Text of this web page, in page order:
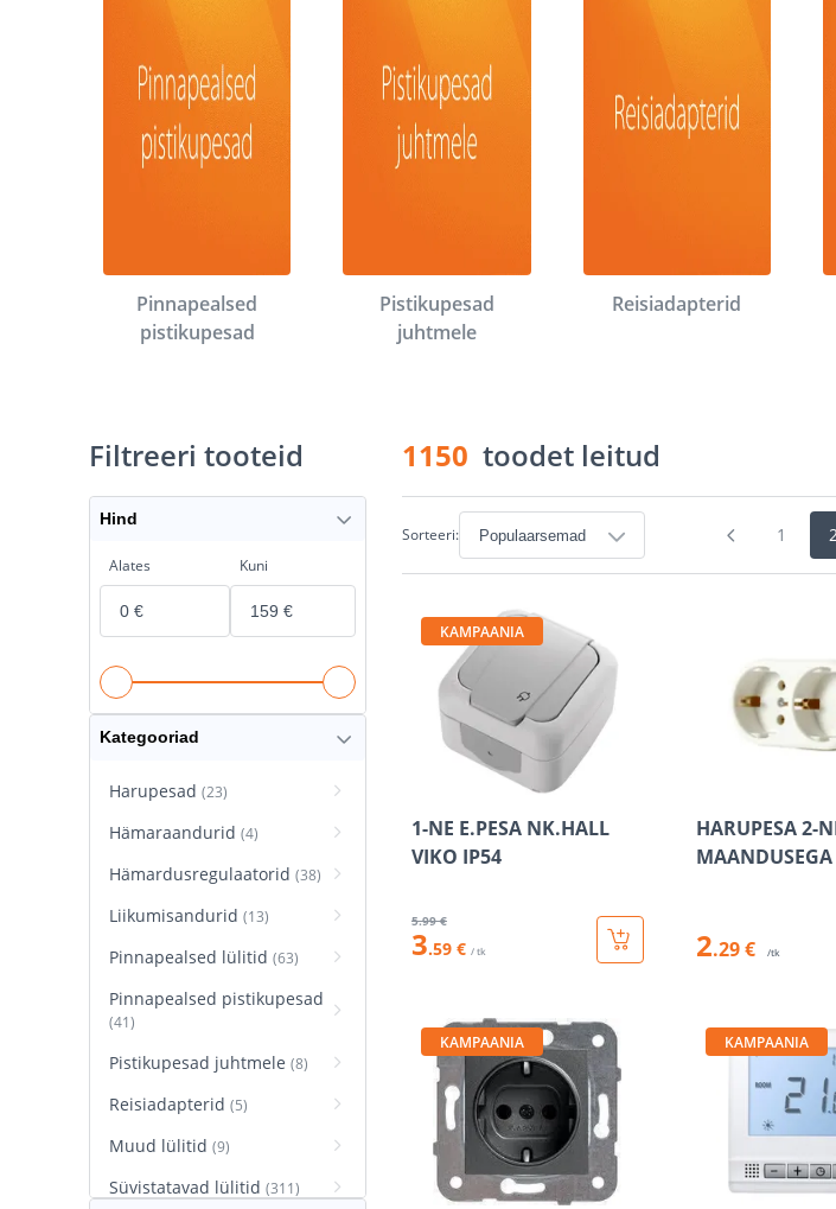
Pinnapealsed
pistikupesad
Pistikupesad
juhtmele
Reisiadapterid
1150 toodet leitud
Sorteeri: 1
KAMPAANIA
1-NE E.PESA NK.HALL
VIKO IP54
5.99 €
3.59 € / tk
HARUPESA 2-
MAANDUSEGA
2.29 € /tk
KAMPAANIA KAMPAANIA
Filtreeri tooteid
Hind
Alates Kuni
Kategooriad
Harupesad (23)
Hämaraandurid (4)
Hämardusregulaatorid (38)
Liikumisandurid (13)
Pinnapealsed lülitid (63)
Pinnapealsed pistikupesad
(41)
Pistikupesad juhtmele (8)
Reisiadapterid (5)
Muud lülitid (9)
Süvistatavad lülitid (311)